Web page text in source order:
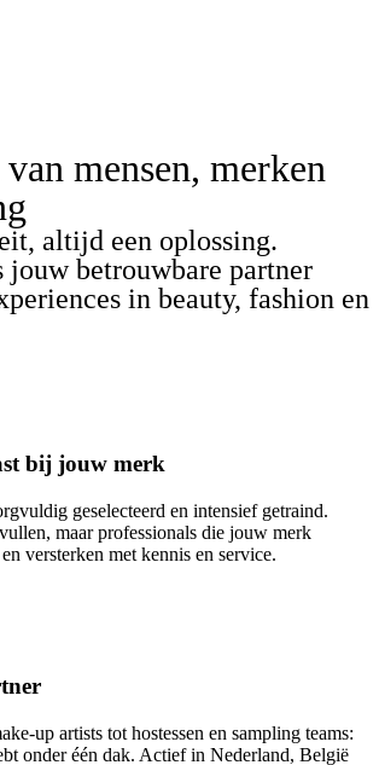
mensen, merken
altijd een oplossing.
jouw betrouwbare partner
in beauty, fashion en
bij jouw merk
geselecteerd en intensief getraind.
maar professionals die jouw merk
versterken met kennis en service.
up artists tot hostessen en sampling teams:
onder één dak. Actief in Nederland, België